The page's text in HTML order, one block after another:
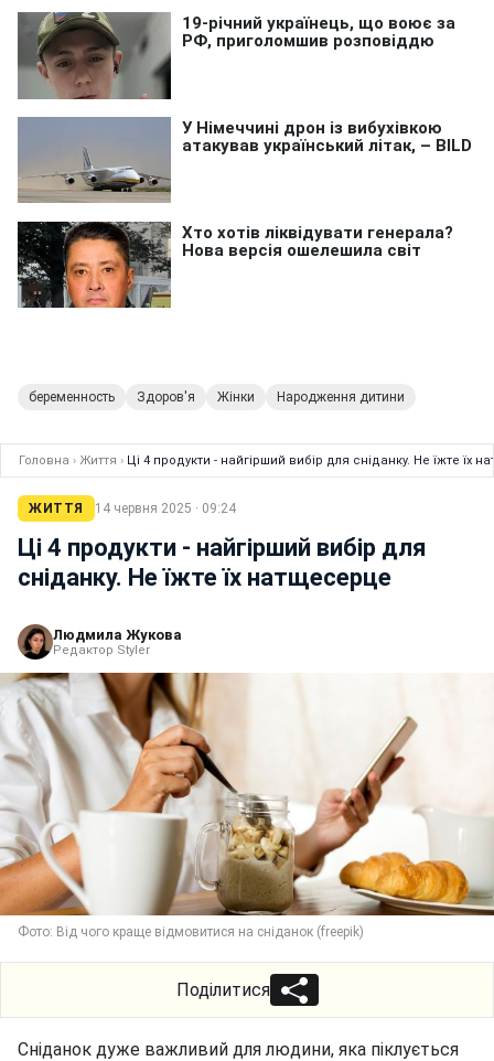
беременность Здоров'я Жінки Народження дитини
Головна › Життя › Ці 4 продукти - найгірший вибір для сніданку. Не їжте їх
ЖИТТЯ 14 червня 2025 · 09:24
Ці 4 продукти - найгірший вибір для
сніданку. Не їжте їх натщесерце
Людмила Жукова
Редактор Styler
Фото: Від чого краще відмовитися на сніданок (freepik)
Поділитися
Сніданок дуже важливий для людини, яка піклується